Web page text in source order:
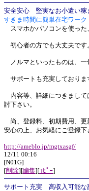
安全安心 堅実なお小遣い稼
すきま時間に簡単在宅ワーク
スマホかパソコンを使った
初心者の方でも大丈夫です
ノルマといったものは、一
サポートも充実しておりま
内容等、詳細につきまして
討下さい。
尚、登録料、初期費用、更
安心の上、お気軽にご登録下
http://ameblo.jp/mgtxasgf/
12/11 00:16
[N01G]
[削除][編集][ｺﾋﾟｰ]
サポート充実 高収入可能な